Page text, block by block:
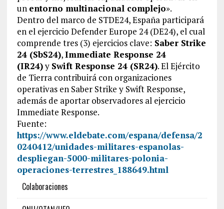
un entorno multinacional complejo».
Dentro del marco de STDE24, España participará
en el ejercicio Defender Europe 24 (DE24), el cual
comprende tres (3) ejercicios clave: Saber Strike
24 (SbS24),Immediate Response 24
(IR24)y Swift Response 24 (SR24). El Ejército
de Tierra contribuirá con organizaciones
operativas en Saber Strike y Swift Response,
además de aportar observadores al ejercicio
Immediate Response.
Fuente:
https://www.eldebate.com/espana/defensa/2
0240412/unidades-militares-espanolas-
despliegan-5000-militares-polonia-
operaciones-terrestres_188649.html
Colaboraciones